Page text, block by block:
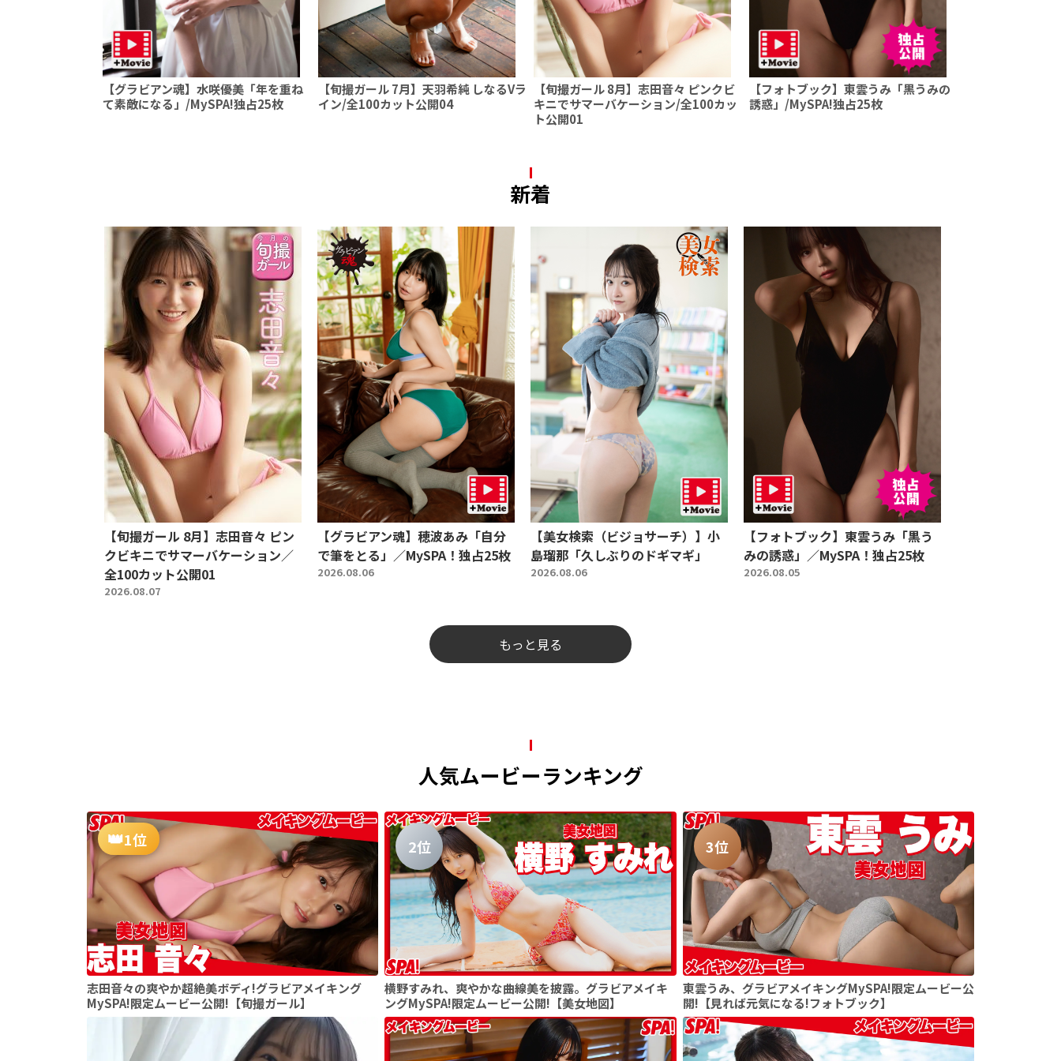
【グラビアン魂】水咲優美「年を重ね
て素敵になる」/MySPA!独占25枚
【旬撮ガール 7月】天羽希純 しなるVラ
イン/全100カット公開04
【旬撮ガール 8月】志田音々 ピンクビ
キニでサマーバケーション/全100カッ
ト公開01
【フォトブック】東雲うみ「黒うみの
誘惑」/MySPA!独占25枚
新着
【旬撮ガール 8月】志田音々 ピン
クビキニでサマーバケーション／
全100カット公開01
2026.08.07
【グラビアン魂】穂波あみ「自分
で筆をとる」／MySPA！独占25枚
2026.08.06
【美女検索（ビジョサーチ）】小
島瑠那「久しぶりのドギマギ」
2026.08.06
【フォトブック】東雲うみ「黒う
みの誘惑」／MySPA！独占25枚
2026.08.05
もっと見る
人気ムービーランキング
1位
志田音々の爽やか超絶美ボディ!グラビアメイキング
MySPA!限定ムービー公開!【旬撮ガール】
2位
横野すみれ、爽やかな曲線美を披露。グラビアメイキ
ングMySPA!限定ムービー公開!【美女地図】
3位
東雲うみ、グラビアメイキングMySPA!限定ムービー公
開!【見れば元気になる!フォトブック】